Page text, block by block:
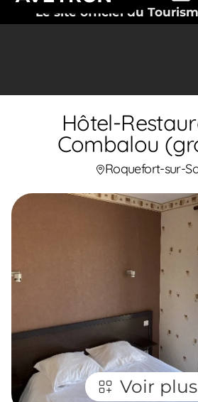
Le site officiel du
Hôtel-
Combalou
Roquefort-sur-
Voir